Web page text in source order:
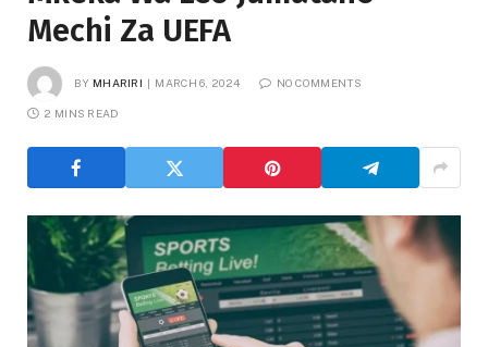
Mechi Za UEFA
BY MHARIRI MARCH 6, 2024 NO COMMENTS
2 MINS READ